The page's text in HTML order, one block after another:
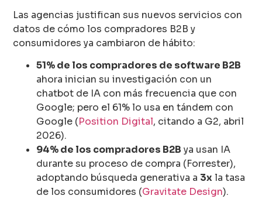
Las agencias justifican sus nuevos servicios con
datos de cómo los compradores B2B y
consumidores ya cambiaron de hábito:
51% de los compradores de software B2B
ahora inician su investigación con un
chatbot de IA con más frecuencia que con
Google; pero el 61% lo usa en tándem con
Google (Position Digital, citando a G2, abril
2026).
94% de los compradores B2B ya usan IA
durante su proceso de compra (Forrester),
adoptando búsqueda generativa a 3xla tasa
de los consumidores (Gravitate Design).